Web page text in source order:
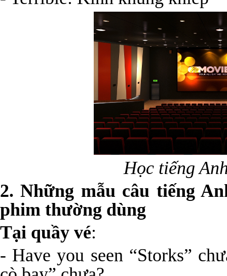
Học tiếng
2. Những mẫu câu tiếng
phim thường dùng
Tại quầy vé:
- Have you seen “Storks”